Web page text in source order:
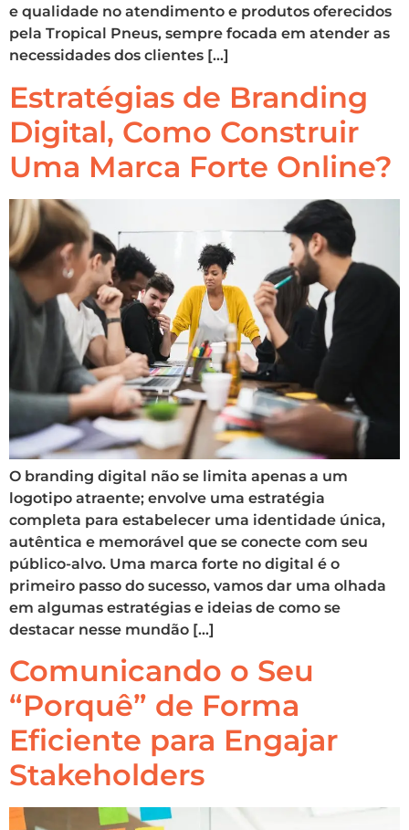
e qualidade no atendimento e produtos oferecidos
pela Tropical Pneus, sempre focada em atender as
necessidades dos clientes […]
Estratégias de Branding
Digital, Como Construir
Uma Marca Forte Online?
O branding digital não se limita apenas a um
logotipo atraente; envolve uma estratégia
completa para estabelecer uma identidade única,
autêntica e memorável que se conecte com seu
público-alvo. Uma marca forte no digital é o
primeiro passo do sucesso, vamos dar uma olhada
em algumas estratégias e ideias de como se
destacar nesse mundão […]
Comunicando o Seu
“Porquê” de Forma
Eficiente para Engajar
Stakeholders